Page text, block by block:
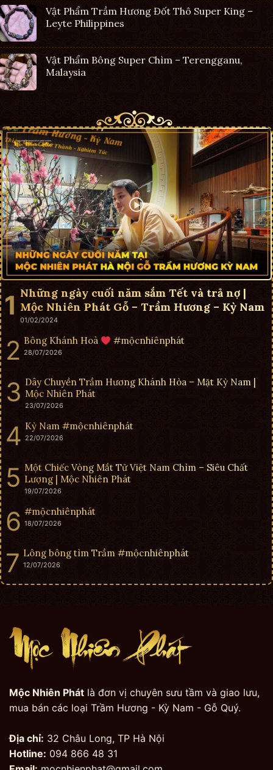
Vật Phẩm Trầm Hương Đốt Thô Super King –
Leyte Philippines
Vật Phẩm Bông Super Chìm – Terengganu,
Malaysia
Những ngày cuối năm sắm Tết và trả nợ |
Mộc Nhiên Phát Gỗ – Trầm Hương – Kỳ Nam
01/02/2024
Bông Khánh Hoà #mộcnhiênphát
28/07/2026
Dây Chuyền Trầm Hương Khánh Hòa – Mặt Kỳ Nam |
Mộc Nhiên Phát
23/07/2026
Kỳ Nam #mộcnhiênphát
22/07/2026
Một Chiếc Vòng Mắt Tử Việt Nam Chìm – Siêu Chất
Lượng | Mộc Nhiên Phát
19/07/2026
#mộcnhiênphát
18/07/2026
Lông bông tìm Trầm #mộcnhiênphát
12/07/2026
Mộc Nhiên Phát là đơn vị chuyên sưu tầm và giao lưu,
mua bán các loại Trầm Hương - Kỳ Nam - Gỗ Quý.
Địa chỉ: 32 Châu Long, TP Hà Nội
Hotline: 094 866 48 31